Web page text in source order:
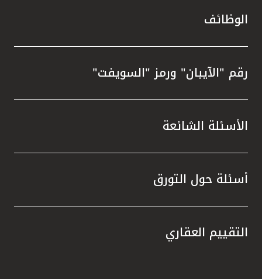
الوظائف
رقم "الآيبان" ورمز "السويفت"
الأسئلة الشائعة
أسئلة حول التورق
التقييم العقاري